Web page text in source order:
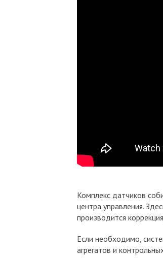
Комплекс датчиков
центра управления.
производится
Если необходимо,
агрегатов и